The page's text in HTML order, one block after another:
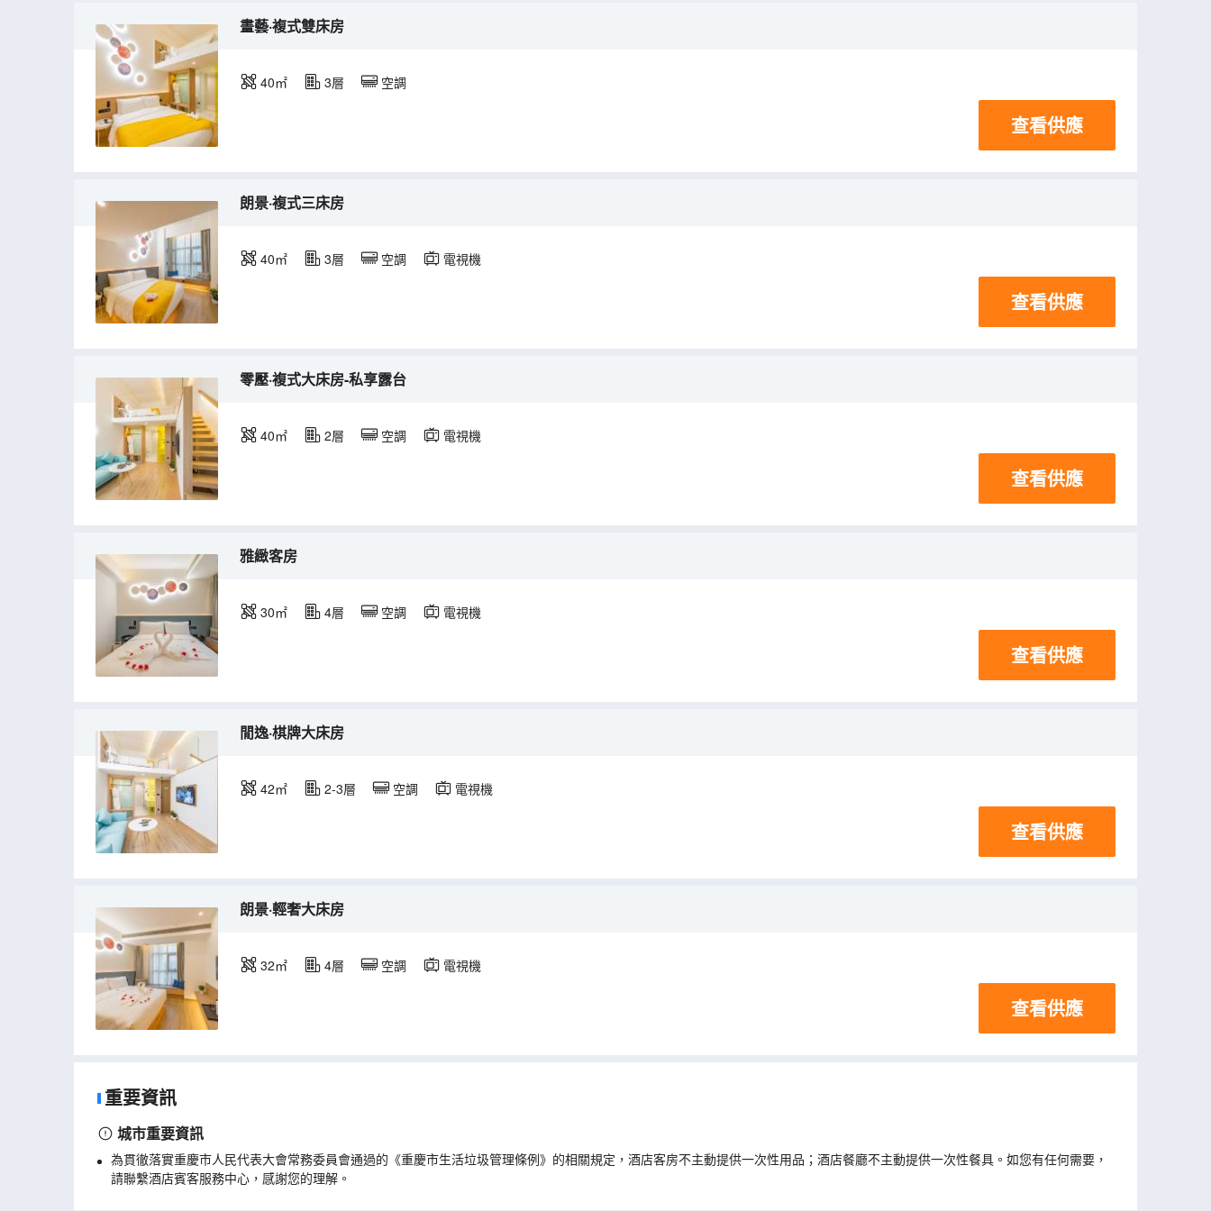
畫藝·複式雙床房
40㎡ 3層 空調
查看供應
朗景·複式三床房
40㎡ 3層 空調 電視機
查看供應
零壓·複式大床房-私享露台
40㎡ 2層 空調 電視機
查看供應
雅緻客房
30㎡ 4層 空調 電視機
查看供應
閒逸·棋牌大床房
42㎡ 2-3層 空調 電視機
查看供應
朗景·輕奢大床房
32㎡ 4層 空調 電視機
查看供應
重要資訊
城市重要資訊
為貫徹落實重慶市人民代表大會常務委員會通過的《重慶市生活垃圾管理條例》的相關規定，酒店客房不主動提供一次性用品；酒店餐廳不主動提供一次性餐具。如您有任何需要，
請聯繫酒店賓客服務中心，感謝您的理解。